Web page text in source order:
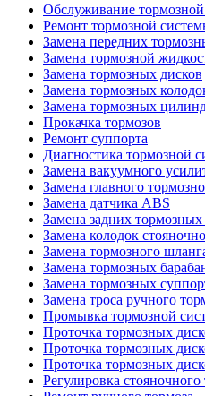
Обслуживание
Ремонт тормозной
Замена передних
Замена тормозной
Замена тормозных дисков
Замена тормозных
Замена тормозных
Прокачка тормозов
Ремонт суппорта
Диагностика тормозной
Замена вакуумного
Замена главного
Замена датчика ABS
Замена задних тормозных
Замена колодок
Замена тормозного
Замена тормозных
Замена тормозных
Замена троса ручного
Промывка тормозной
Проточка тормозных
Проточка тормозных
Проточка тормозных
Регулировка стояночного